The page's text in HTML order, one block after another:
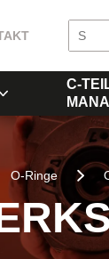
C-
O-Ringe